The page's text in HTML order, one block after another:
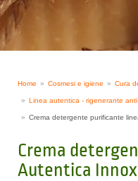
Home Cosmesi e igiene Cura
Linea autentica - rigenerante anti
Crema detergente purificante
Crema
Autentica